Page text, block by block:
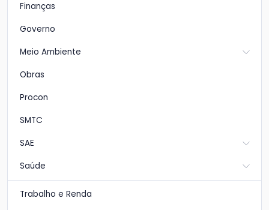
Finanças
Governo
Meio Ambiente
Obras
Procon
SMTC
SAE
Saúde
Trabalho e Renda